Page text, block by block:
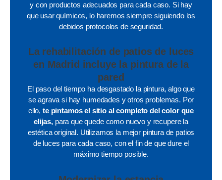
y con productos adecuados para cada caso. Si hay
que usar químicos, lo haremos siempre siguiendo los
debidos protocolos de seguridad.
La rehabilitación de patios de luces
en Madrid incluye la pintura de la
pared
El paso del tiempo ha desgastado la pintura, algo que
se agrava si hay humedades y otros problemas. Por
ello, te pintamos el sitio al completo del color que
elijas,para que quede como nuevo y recupere la
estética original. Utilizamos la mejor pintura de patios
de luces para cada caso, con el fin de que dure el
máximo tiempo posible.